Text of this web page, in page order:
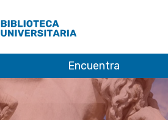
Encuentra